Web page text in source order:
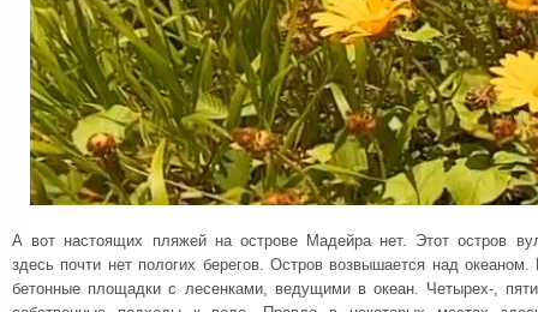
А вот настоящих пляжей на острове Мадейра нет. Этот остров
здесь почти нет пологих берегов. Остров возвышается над
бетонные площадки с лесенками, ведущими в океан. Четырех-,